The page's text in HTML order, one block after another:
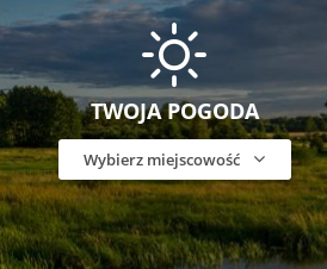
TWOJA POGODA
Wybierz miejscowość